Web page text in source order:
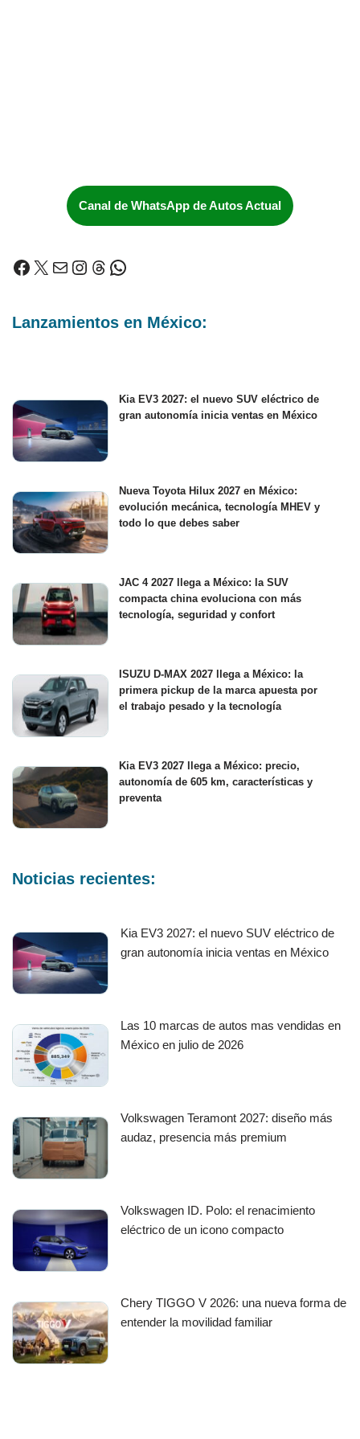
Canal de WhatsApp de Autos Actual
Lanzamientos en México:
Kia EV3 2027: el nuevo SUV eléctrico de
gran autonomía inicia ventas en México
Nueva Toyota Hilux 2027 en México:
evolución mecánica, tecnología MHEV y
todo lo que debes saber
JAC 4 2027 llega a México: la SUV
compacta china evoluciona con más
tecnología, seguridad y confort
ISUZU D-MAX 2027 llega a México: la
primera pickup de la marca apuesta por
el trabajo pesado y la tecnología
Kia EV3 2027 llega a México: precio,
autonomía de 605 km, características y
preventa
Noticias recientes:
Kia EV3 2027: el nuevo SUV eléctrico de
gran autonomía inicia ventas en México
Las 10 marcas de autos mas vendidas en
México en julio de 2026
Volkswagen Teramont 2027: diseño más
audaz, presencia más premium
Volkswagen ID. Polo: el renacimiento
eléctrico de un icono compacto
Chery TIGGO V 2026: una nueva forma de
entender la movilidad familiar